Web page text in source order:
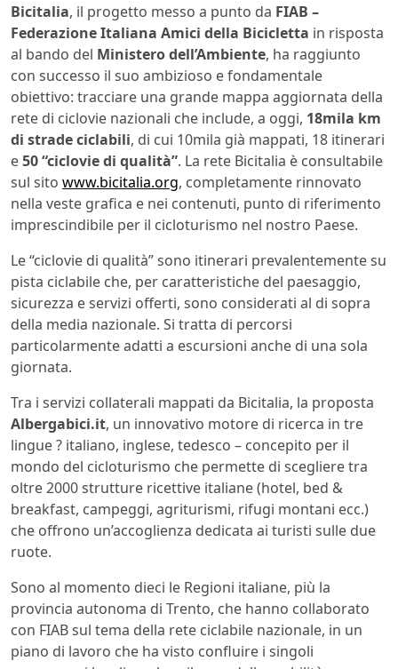
Bicitalia, il progetto messo a punto da FIAB –
Federazione Italiana Amici della Bicicletta in risposta
al bando del Ministero dell’Ambiente, ha raggiunto
con successo il suo ambizioso e fondamentale
obiettivo: tracciare una grande mappa aggiornata della
rete di ciclovie nazionali che include, a oggi, 18mila km
di strade ciclabili, di cui 10mila già mappati, 18 itinerari
e50 “ciclovie di qualità”. La rete Bicitalia è consultabile
sul sito www.bicitalia.org, completamente rinnovato
nella veste grafica e nei contenuti, punto di riferimento
imprescindibile per il cicloturismo nel nostro Paese.
Le “ciclovie di qualità” sono itinerari prevalentemente su
pista ciclabile che, per caratteristiche del paesaggio,
sicurezza e servizi offerti, sono considerati al di sopra
della media nazionale. Si tratta di percorsi
particolarmente adatti a escursioni anche di una sola
giornata.
Tra i servizi collaterali mappati da Bicitalia, la proposta
Albergabici.it, un innovativo motore di ricerca in tre
lingue ? italiano, inglese, tedesco – concepito per il
mondo del cicloturismo che permette di scegliere tra
oltre 2000 strutture ricettive italiane (hotel, bed &
breakfast, campeggi, agriturismi, rifugi montani ecc.)
che offrono un’accoglienza dedicata ai turisti sulle due
ruote.
Sono al momento dieci le Regioni italiane, più la
provincia autonoma di Trento, che hanno collaborato
con FIAB sul tema della rete ciclabile nazionale, in un
piano di lavoro che ha visto confluire i singoli